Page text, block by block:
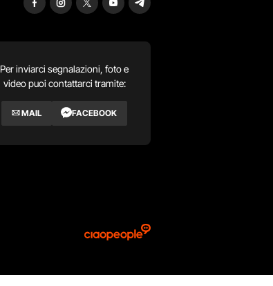
Per inviarci segnalazioni, foto e
video puoi contattarci tramite:
MAIL FACEBOOK